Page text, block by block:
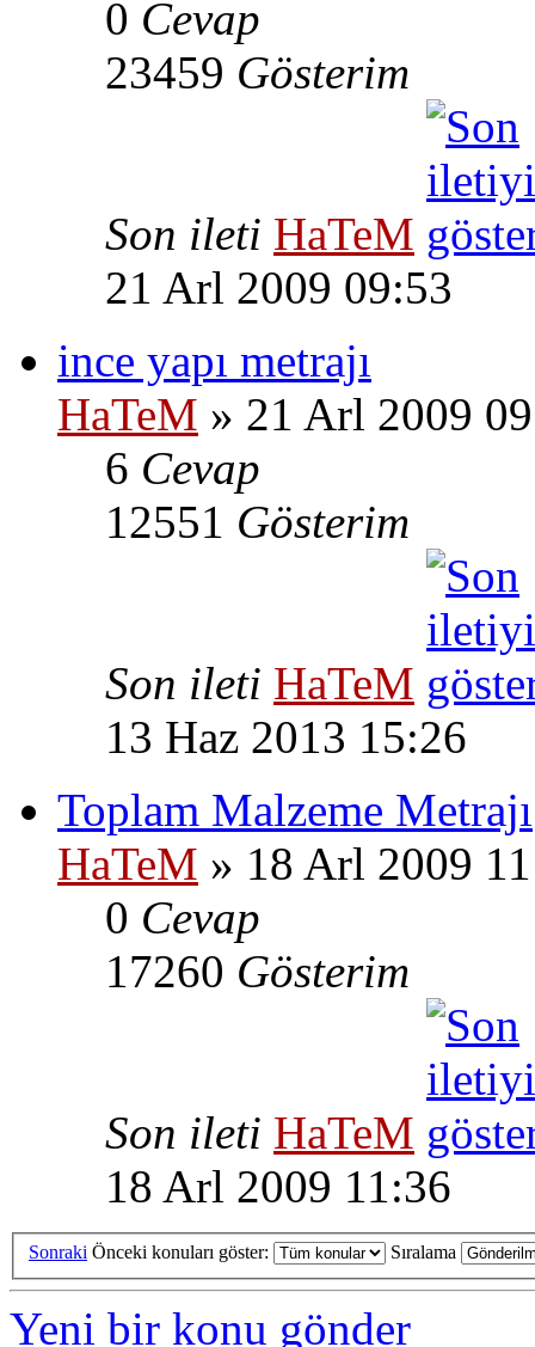
0 Cevap
23459 Gösterim
Son ileti HaTeM
21 Arl 2009 09:53
ince yapı metrajı
HaTeM » 21 Arl 2009
6 Cevap
12551 Gösterim
Son ileti HaTeM
13 Haz 2013 15:26
Toplam Malzeme Metrajı
HaTeM » 18 Arl 2009
0 Cevap
17260 Gösterim
Son ileti HaTeM
18 Arl 2009 11:36
Sonraki Önceki konuları göster: Sıralama
Yeni bir konu gönder